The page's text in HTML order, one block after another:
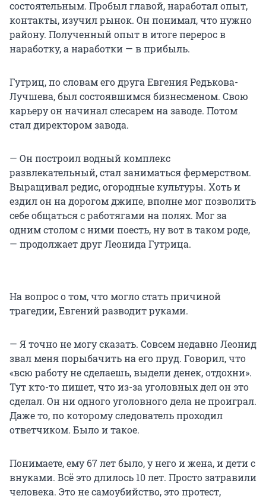
состоятельным. Пробыл главой, наработал опыт,
контакты, изучил рынок. Он понимал, что нужно
району. Полученный опыт в итоге перерос в
наработку, а наработки — в прибыль.
Гутриц, по словам его друга Евгения Редькова-
Лучшева, был состоявшимся бизнесменом. Свою
карьеру он начинал слесарем на заводе. Потом
стал директором завода.
— Он построил водный комплекс
развлекательный, стал заниматься фермерством.
Выращивал редис, огородные культуры. Хоть и
ездил он на дорогом джипе, вполне мог позволить
себе общаться с работягами на полях. Мог за
одним столом с ними поесть, ну вот в таком роде,
— продолжает друг Леонида Гутрица.
На вопрос о том, что могло стать причиной
трагедии, Евгений разводит руками.
— Я точно не могу сказать. Совсем недавно Леонид
звал меня порыбачить на его пруд. Говорил, что
«всю работу не сделаешь, выдели денек, отдохни».
Тут кто-то пишет, что из-за уголовных дел он это
сделал. Он ни одного уголовного дела не проиграл.
Даже то, по которому следователь проходил
ответчиком. Было и такое.
Понимаете, ему 67 лет было, у него и жена, и дети с
внуками. Всё это длилось 10 лет. Просто затравили
человека. Это не самоубийство, это протест,